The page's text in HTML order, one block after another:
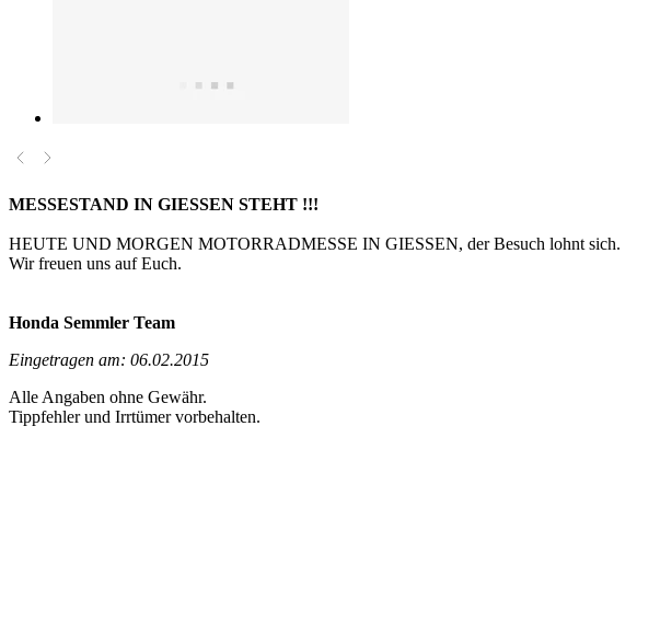
MESSESTAND IN GIESSEN STEHT !!!
HEUTE UND MORGEN MOTORRADMESSE IN GIESSEN, der Besuch lohnt sich.
Wir freuen uns auf Euch.
Honda Semmler Team
Eingetragen am: 06.02.2015
Alle Angaben ohne Gewähr.
Tippfehler und Irrtümer vorbehalten.